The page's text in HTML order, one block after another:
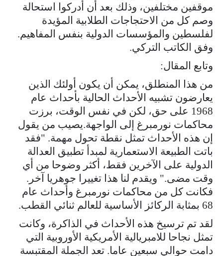
موقفين مختلفين، وذلك بعد أن أدركوا استحالة
وصم كل من الاحتجاجات الطلابية المؤيدة
لفلسطين والمؤسسات الدولية بنفس المفاهيم.
وفق الكاتب التركي.
وتابع المقال:
من هذا المنطلق، يمكن أن يكون أولئك الذين
يعارضون تشبيه الأحداث الحالية بأحداث عام
1968 على حق، لكن في نفس الوقت، برزت
محاكمات نورمبرغ إلى الواجهة.يصيب من يقول
إن هذه الأحداث تمثل نقطة تحول مهمة. "فقد
باتت الطبيعة الاستعمارية لمبدأ تطبيق العدالة
الدولية على الآخرين فقط، أكثر وضوحا من أي
وقت مضى." ويقدم لنا هذا تغييرا جوهريا آخر.
فكانت كل من محاكمات نورمبرغ وأحداث عام
68 بمثابة الركائز الأساسية للعالم ثنائي القطب.
لقد تم ترسيخ هذه الأحداث في الذاكرة، وكانت
تمثل نجاحا للامبريالية الأمريكية الأوروبية التي
دامت حوالي سبعين عاما. تعد الجملة المقتبسة